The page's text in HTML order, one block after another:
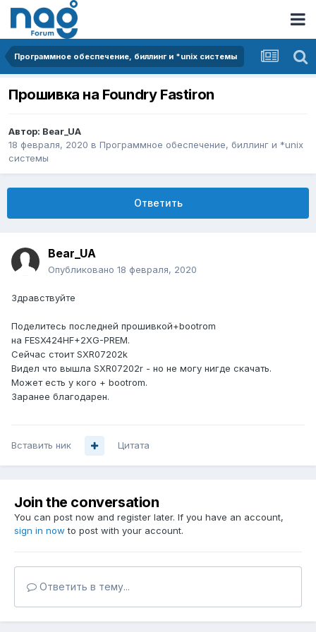
Программное обеспечение, биллинг и *unix системы
Прошивка на Foundry Fastiron
Автор: Bear_UA
18 февраля, 2020 в Программное обеспечение, биллинг и *unix
системы
Ответить
Bear_UA
Опубликовано 18 февраля, 2020
Здравствуйте
Поделитесь последней прошивкой+bootrom
на FESX424HF+2XG-PREM.
Сейчас стоит SXR07202k
Видел что вышла SXR07202r - но не могу нигде скачать.
Может есть у кого + bootrom.
Заранее благодарен.
Вставить ник Цитата
Join the conversation
You can post now and register later. If you have an account,
sign in now to post with your account.
Ответить в тему...